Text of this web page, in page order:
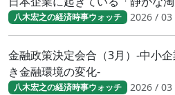
八木宏之の経済時事ウォッチ 2026 / 03
金融政策決定会合（3月）-中小
き金融環境の変化-
八木宏之の経済時事ウォッチ 2026 / 03